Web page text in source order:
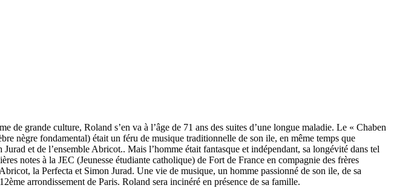
grande culture, Roland s’en va à l’âge de 71 ans des suites d’une longue maladie. Le « Chaben
nègre fondamental) était un féru de musique traditionnelle de son ile, en même temps que
et de l’ensemble Abricot.. Mais l’homme était fantasque et indépendant, sa longévité dans tel
notes à la JEC (Jeunesse étudiante catholique) de Fort de France en compagnie des frères
la Perfecta et Simon Jurad. Une vie de musique, un homme passionné de son ile, de sa
arrondissement de Paris. Roland sera incinéré en présence de sa famille.